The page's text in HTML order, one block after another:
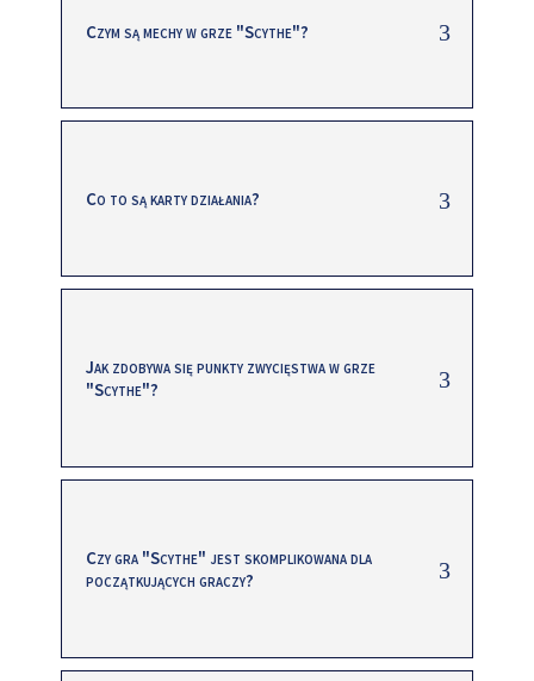
Czym są mechy w grze "Scythe"?
Co to są karty działania?
Jak zdobywa się punkty zwycięstwa w grze
"Scythe"?
Czy gra "Scythe" jest skomplikowana dla
początkujących graczy?